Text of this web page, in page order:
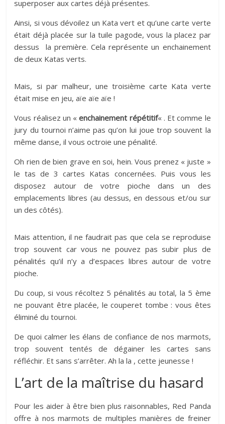
superposer aux cartes déjà présentes.
Ainsi, si vous dévoilez un Kata vert et qu’une carte verte
était déjà placée sur la tuile pagode, vous la placez par
dessus la première. Cela représente un enchainement
de deux Katas verts.
Mais, si par malheur, une troisième carte Kata verte
était mise en jeu, aïe aïe aïe !
Vous réalisez un «enchainement répétitif« . Et comme le
jury du tournoi n’aime pas qu’on lui joue trop souvent la
même danse, il vous octroie une pénalité.
Oh rien de bien grave en soi, hein. Vous prenez « juste »
le tas de 3 cartes Katas concernées. Puis vous les
disposez autour de votre pioche dans un des
emplacements libres (au dessus, en dessous et/ou sur
un des côtés).
Mais attention, il ne faudrait pas que cela se reproduise
trop souvent car vous ne pouvez pas subir plus de
pénalités qu’il n’y a d’espaces libres autour de votre
pioche.
Du coup, si vous récoltez 5 pénalités au total, la 5 ème
ne pouvant être placée, le couperet tombe : vous êtes
éliminé du tournoi.
De quoi calmer les élans de confiance de nos marmots,
trop souvent tentés de dégainer les cartes sans
réfléchir. Et sans s’arrêter. Ah la la , cette jeunesse !
L’art de la maîtrise du hasard
Pour les aider à être bien plus raisonnables, Red Panda
offre à nos marmots de multiples manières de freiner